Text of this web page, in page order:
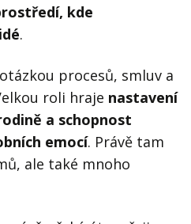
kde
.
procesů, smluv a
roli hraje nastavení
a schopnost
emocí. Právě tam
ale také mnoho